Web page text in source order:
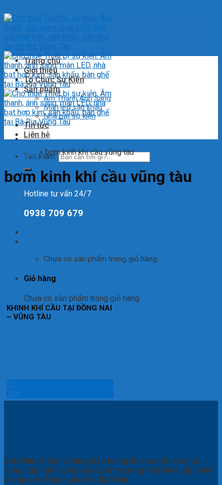
Tìm kiếm:
Hotline tư vấn 24/7
0938 709 679
Chưa có sản phẩm trong giỏ hàng.
Giỏ hàng
Chưa có sản phẩm trong giỏ hàng.
Trang chủ
Giới thiệu
Tổ Chức Sự Kiện
Sản phẩm
Âm Thanh Ánh Sáng
Màn led sân khấu
Nhà bạt sự kiện
Tin tức
Liên hệ
Trang chủ
»bơm kinh khí cầu vũng tàu
bơm kinh khí cầu vũng tàu
KHINH KHÍ CẦU TẠI ĐỒNG NAI
– VŨNG TÀU
04
Th8
AsiaVina là đơn vị hàng đầu trong lĩnh vực tổ chức và
cung cấp thiết bị sự kiện tại thị trường Việt Nam, đặc biệt
là khu vực Thành phố Hồ Chí Minh.